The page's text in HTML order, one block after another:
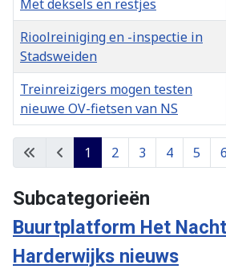
Artikelen
Met deksels en restjes
Rioolreiniging en -inspectie in
Stadsweiden
Treinreizigers mogen testen
nieuwe OV-fietsen van NS
1 2 3 4 5 6
Subcategorieën
Buurtplatform Het
Harderwijks nieuws